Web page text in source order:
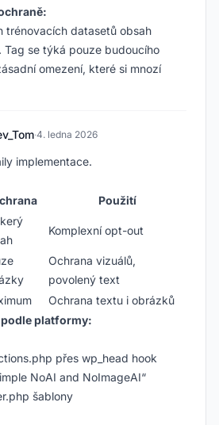
trénovacích datasetů obsah
Tag se týká pouze budoucího
omezení, které si mnozí
·4. ledna 2026
implementace.
Použití
Komplexní opt-out
Ochrana vizuálů,
povolený text
Ochrana textu i obrázků
platformy:
přes wp_head hook
NoAI and NoImageAI“
šablony